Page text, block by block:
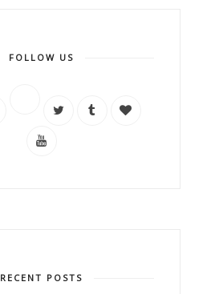
FOLLOW US
RECENT POSTS